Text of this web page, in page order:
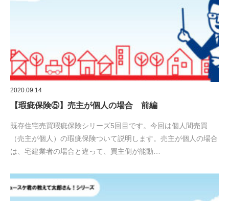
2020.09.14
【瑕疵保険⑤】売主が個人の場合 前編
既存住宅売買瑕疵保険シリーズ5回目です。今回は個人間売買
（売主が個人）の瑕疵保険ついて説明します。売主が個人の場合
は、宅建業者の場合と違って、買主側が能動…